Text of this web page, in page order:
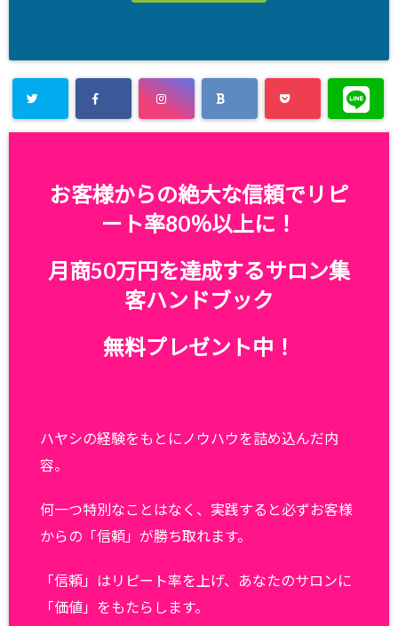
お客様からの絶大な信頼でリピ
ート率80％以上に！
月商50万円を達成するサロン集
客ハンドブック
無料プレゼント中！
ハヤシの経験をもとにノウハウを詰め込んだ内
容。
何一つ特別なことはなく、実践すると必ずお客様
からの「信頼」が勝ち取れます。
「信頼」はリピート率を上げ、あなたのサロンに
「価値」をもたらします。